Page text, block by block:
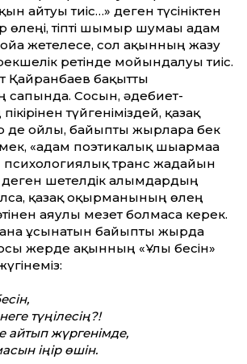
айтуы тиіс…» деген түсініктен
өлеңі, тіпті шымыр шумағы адам
ойға жетелесе, сол ақынның жазу
ретінде мойындалуы тиіс.
Қайранбаев бақыт­ты
сапында. Сосын, әдебиет­
түйгеніміздей, қазақ
де ойлы, байыпты жырларға бек
«адам поэтикалық шығармаға
транс жағдайын
деген шетелдік ғалымдардың
қазақ оқырманының өлең
аяулы мезет болмаса керек.
ұсынатын байыпты жырда
осы жерде ақынның «Ұлы бесін»
түңілесің?!
айтып жүргенімде,
іңір өшін.